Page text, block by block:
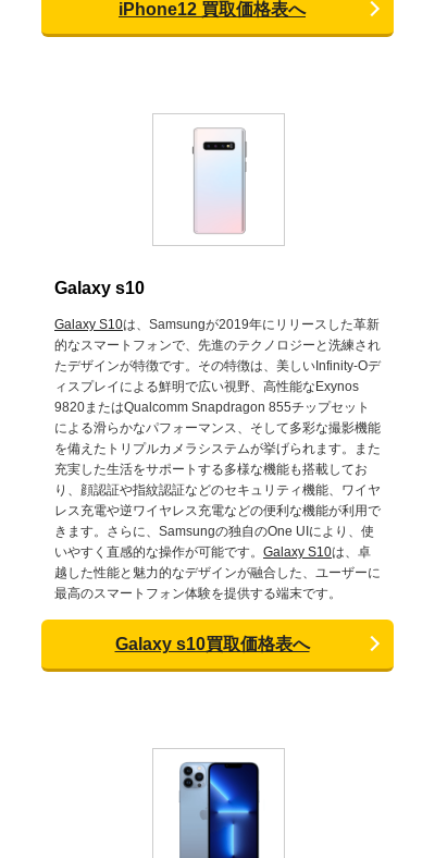
iPhone12 買取価格表へ
Galaxy s10
Galaxy S10は、Samsungが2019年にリリースした革新
的なスマートフォンで、先進のテクノロジーと洗練され
たデザインが特徴です。その特徴は、美しいInfinity-Oデ
ィスプレイによる鮮明で広い視野、高性能なExynos
9820またはQualcomm Snapdragon 855チップセット
による滑らかなパフォーマンス、そして多彩な撮影機能
を備えたトリプルカメラシステムが挙げられます。また
充実した生活をサポートする多様な機能も搭載してお
り、顔認証や指紋認証などのセキュリティ機能、ワイヤ
レス充電や逆ワイヤレス充電などの便利な機能が利用で
きます。さらに、Samsungの独自のOne UIにより、使
いやすく直感的な操作が可能です。 Galaxy S10は、卓
越した性能と魅力的なデザインが融合した、ユーザーに
最高のスマートフォン体験を提供する端末です。
Galaxy s10買取価格表へ